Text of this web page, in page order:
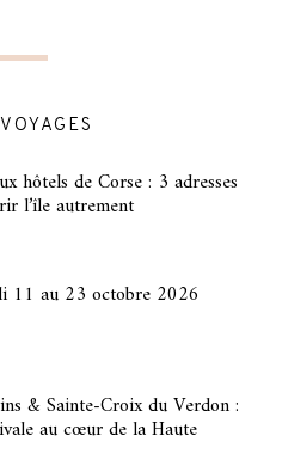
hôtels de Corse : 3 adresses
l’île autrement
11 au 23 octobre 2026
& Sainte-Croix du Verdon :
au cœur de la Haute